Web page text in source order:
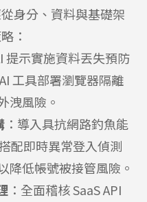
身分、資料與基礎架
：
提示實施資料丟失預防
工具部署瀏覽器隔離
洩風險。
：導入具抗網路釣魚能
配即時異常登入偵測
降低帳號被接管風險。
：全面稽核 SaaS API